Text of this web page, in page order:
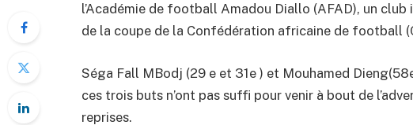
l’Académie de football Amadou Diallo (AFAD), un
de la coupe de la Confédération africaine de football
Séga Fall MBodj (29 e et 31e ) et Mouhamed
ces trois buts n’ont pas suffi pour venir à bout de
reprises.